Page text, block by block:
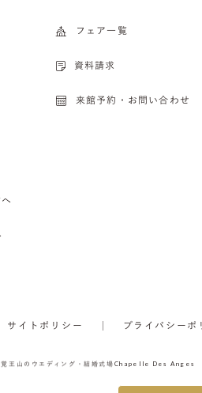
フェア一覧
資料請求
来館予約・お問い合わせ
サイトポリシー プライバシーポ
王山のウエディング・結婚式場 Chapelle Des Anges